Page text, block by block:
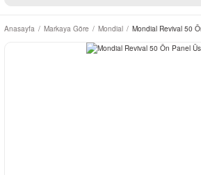
Anasayfa Markaya Göre Mondial Mondial Revival 50